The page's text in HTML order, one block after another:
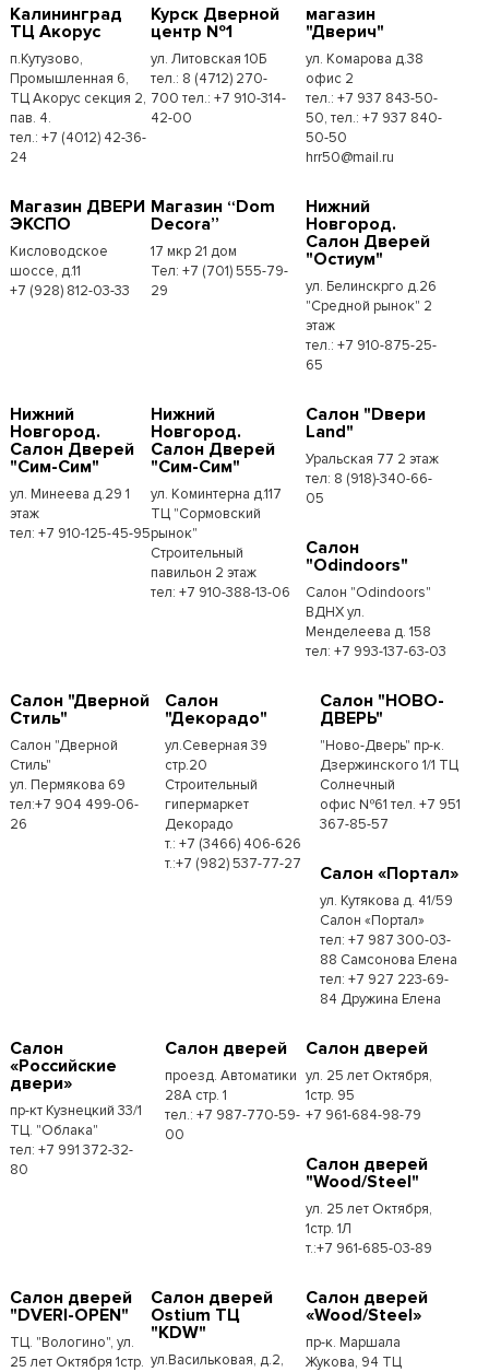
Калининград
ТЦ Акорус
п.Кутузово,
Промышленная 6,
ТЦ Акорус секция 2,
пав. 4.
тел.: +7 (4012) 42-36-
24
Курск Дверной
центр №1
ул. Литовская 10Б
тел.: 8 (4712) 270-
700 тел.: +7 910-314-
42-00
магазин
"Дверич"
ул. Комарова д.38
офис 2
тел.: +7 937 843-50-
50, тел.: +7 937 840-
50-50
hrr50@mail.ru
Магазин ДВЕРИ
ЭКСПО
Кисловодское
шоссе, д.11
+7 (928) 812-03-33
Магазин “Dom
Decora”
17 мкр 21 дом
Тел: +7 (701) 555-79-
29
Нижний
Новгород.
Салон Дверей
"Остиум"
ул. Белинскрго д.26
"Средной рынок" 2
этаж
тел.: +7 910-875-25-
65
Нижний
Новгород.
Салон Дверей
"Сим-Сим"
ул. Минеева д.29 1
этаж
тел: +7 910-125-45-95
Нижний
Новгород.
Салон Дверей
"Сим-Сим"
ул. Коминтерна д.117
ТЦ "Сормовский
рынок"
Строительный
павильон 2 этаж
тел: +7 910-388-13-06
Салон "Dвери
Land"
Уральская 77 2 этаж
тел: 8 (918)-340-66-
05
Салон
"Odindoors"
Салон "Odindoors"
ВДНХ ул.
Менделеева д. 158
тел: +7 993-137-63-03
Салон "Дверной
Стиль"
Салон "Дверной
Стиль"
ул. Пермякова 69
тел:+7 904 499-06-
26
Салон
"Декорадо"
ул.Северная 39
стр.20
Строительный
гипермаркет
Декорадо
т.: +7 (3466) 406-626
т.:+7 (982) 537-77-27
Салон "НОВО-
ДВЕРЬ"
"Ново-Дверь" пр-к.
Дзержинского 1/1 ТЦ
Солнечный
офис №61 тел. +7 951
367-85-57
Салон «Портал»
ул. Кутякова д. 41/59
Салон «Портал»
тел: +7 987 300-03-
88 Самсонова Елена
тел: +7 927 223-69-
84 Дружина Елена
Салон
«Российские
двери»
пр-кт Кузнецкий 33/1
ТЦ. "Облака"
тел: +7 991 372-32-
80
Салон дверей
проезд. Автоматики
28А стр. 1
тел.: +7 987-770-59-
00
Салон дверей
ул. 25 лет Октября,
1стр. 95
+7 961-684-98-79
Салон дверей
"Wood/Steel"
ул. 25 лет Октября,
1стр. 1Л
т.:+7 961-685-03-89
Салон дверей
"DVERI-OPEN"
ТЦ. "Вологино", ул.
25 лет Октября 1стр.
Салон дверей
Ostium ТЦ
"KDW"
ул.Васильковая, д.2,
Салон дверей
«Wood/Steel»
пр-к. Маршала
Жукова, 94 ТЦ